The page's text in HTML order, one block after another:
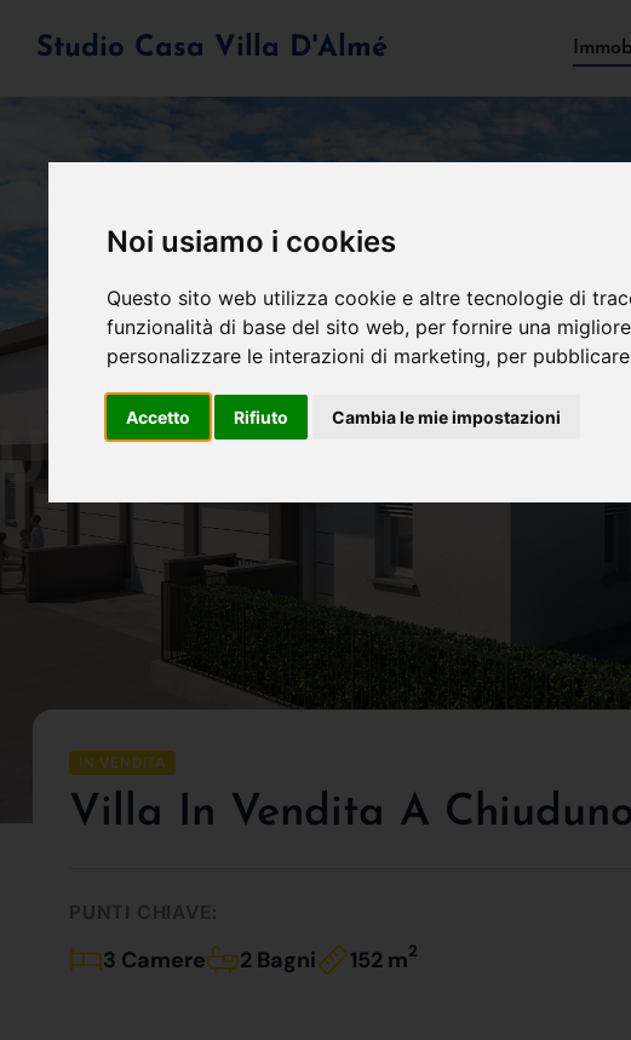
Noi usiamo i cookies
Questo sito web utilizza cookie e altre tecnologie di
funzionalità di base del sito web, per fornire una
personalizzare le interazioni di marketing, per
Accetto Rifiuto Cambia le mie impostazioni
Studio Casa Villa D'Almé
IN VENDITA
Villa In Vendita A Chiuduno
PUNTI CHIAVE:
3 Camere 2 Bagni 152 m2